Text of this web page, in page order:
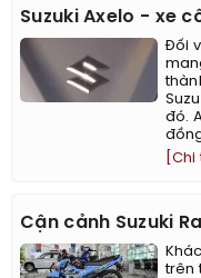
Suzuki Axelo - xe
Đối
đó.
[Chi
Cận cảnh Suzuki
trên